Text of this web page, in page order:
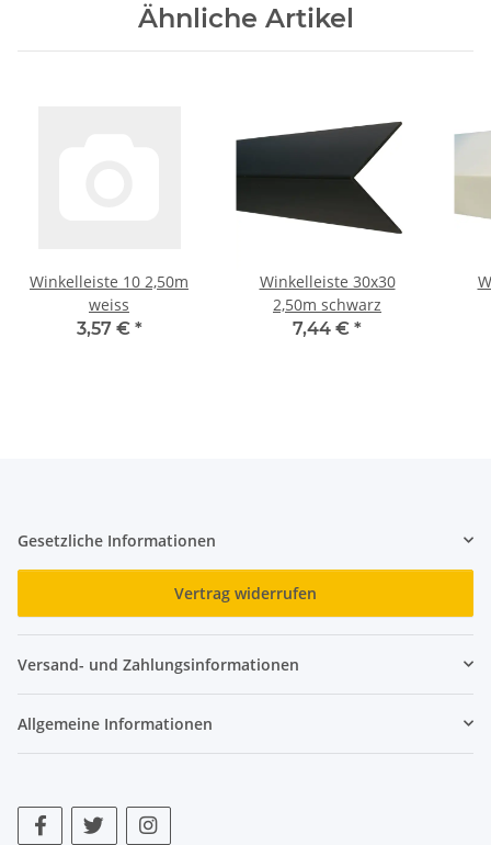
Ähnliche Artikel
Winkelleiste 10 2,50m
weiss
3,57 € *
Winkelleiste 30x30
2,50m schwarz
7,44 € *
Gesetzliche Informationen
Vertrag widerrufen
Versand- und Zahlungsinformationen
Allgemeine Informationen